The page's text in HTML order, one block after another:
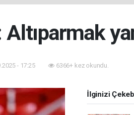
- 17:25 6366+ kez okundu.
İlginizi